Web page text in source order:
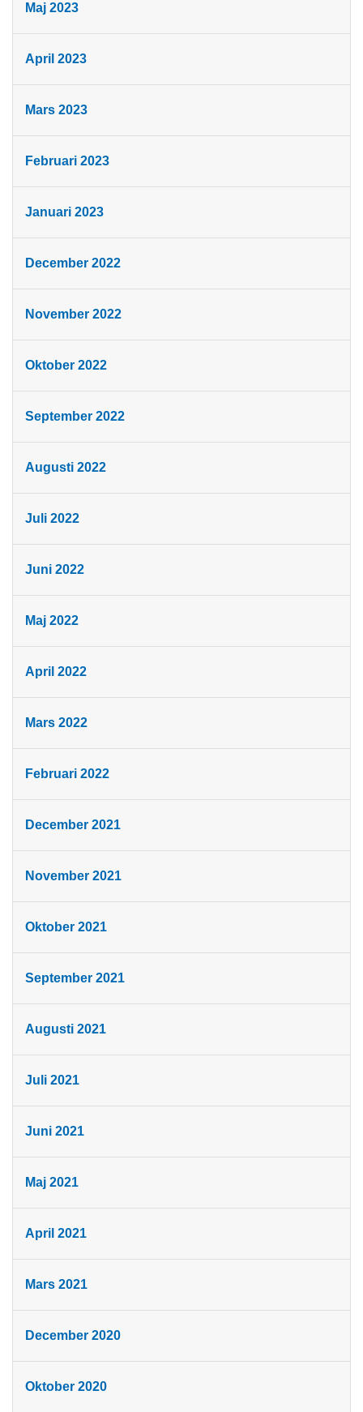
Maj 2023
April 2023
Mars 2023
Februari 2023
Januari 2023
December 2022
November 2022
Oktober 2022
September 2022
Augusti 2022
Juli 2022
Juni 2022
Maj 2022
April 2022
Mars 2022
Februari 2022
December 2021
November 2021
Oktober 2021
September 2021
Augusti 2021
Juli 2021
Juni 2021
Maj 2021
April 2021
Mars 2021
December 2020
Oktober 2020